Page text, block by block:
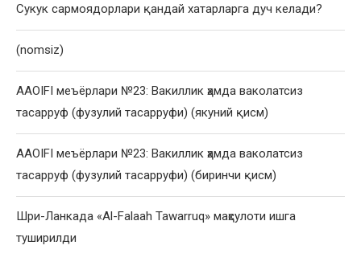
Сукук сармоядорлари қандай хатарларга дуч келади?
(nomsiz)
AAOIFI меъёрлари №23: Вакиллик ҳамда ваколатсиз
тасарруф (фузулий тасарруфи) (якуний қисм)
AAOIFI меъёрлари №23: Вакиллик ҳамда ваколатсиз
тасарруф (фузулий тасарруфи) (биринчи қисм)
Шри-Ланкада «Al-Falaah Tawarruq» маҳсулоти ишга
туширилди